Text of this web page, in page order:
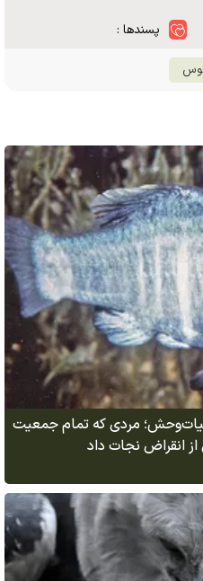
پسندها :
مردی که تمام جمعیت
انقراض نجات داد